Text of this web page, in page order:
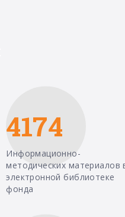
4174
Информационно-
методических материалов
электронной библиотеке
фонда